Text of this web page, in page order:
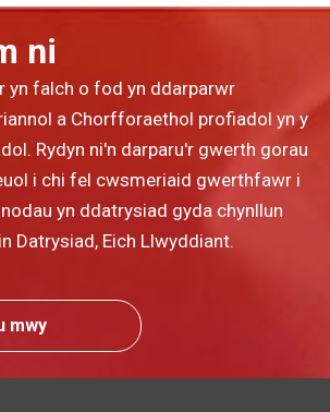
ni
yn falch o fod yn ddarparwr
a Chorfforaethol profiadol yn y
Rydyn ni'n darparu'r gwerth gorau
i chi fel cwsmeriaid gwerthfawr i
yn ddatrysiad gyda chynllun
Datrysiad, Eich Llwyddiant.
mwy